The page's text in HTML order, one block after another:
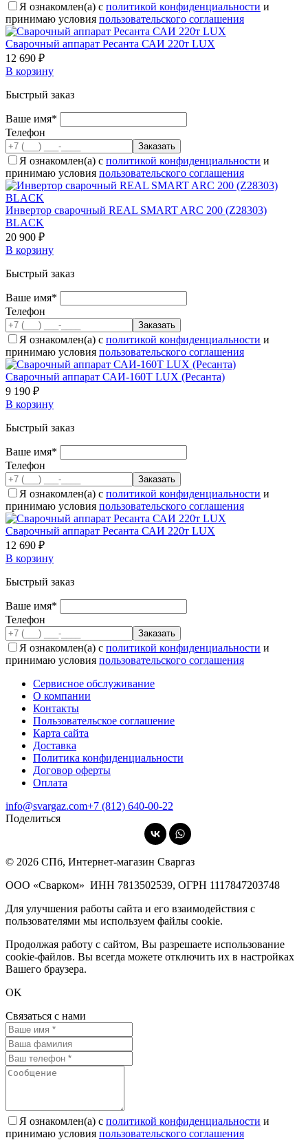
Я ознакомлен(а) с политикой конфиденциальности и
принимаю условия пользовательского соглашения
Сварочный аппарат Ресанта САИ 220т LUX
12 690 ₽
В корзину
Быстрый заказ
Ваше имя*
Телефон
Я ознакомлен(а) с политикой конфиденциальности и
принимаю условия пользовательского соглашения
Инвертор сварочный REAL SMART ARC 200 (Z28303)
BLACK
20 900 ₽
В корзину
Быстрый заказ
Ваше имя*
Телефон
Я ознакомлен(а) с политикой конфиденциальности и
принимаю условия пользовательского соглашения
Сварочный аппарат САИ-160Т LUX (Ресанта)
9 190 ₽
В корзину
Быстрый заказ
Ваше имя*
Телефон
Я ознакомлен(а) с политикой конфиденциальности и
принимаю условия пользовательского соглашения
Сварочный аппарат Ресанта САИ 220т LUX
12 690 ₽
В корзину
Быстрый заказ
Ваше имя*
Телефон
Я ознакомлен(а) с политикой конфиденциальности и
принимаю условия пользовательского соглашения
Сервисное обслуживание
О компании
Контакты
Пользовательское соглашение
Карта сайта
Доставка
Политика конфиденциальности
Договор оферты
Оплата
info@svargaz.com+7 (812) 640‑00‑22
Поделиться
© 2026 СПб, Интернет-магазин Сваргаз
ООО «Сварком» ИНН 7813502539, ОГРН 1117847203748
Для улучшения работы сайта и его взаимодействия с
пользователями мы используем файлы cookie.
Продолжая работу с сайтом, Вы разрешаете использование
cookie-файлов. Вы всегда можете отключить их в настройках
Вашего браузера.
OK
Связаться с нами
Я ознакомлен(а) с политикой конфиденциальности и
принимаю условия пользовательского соглашения